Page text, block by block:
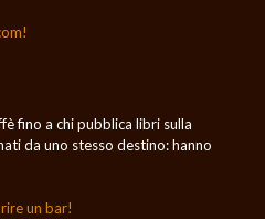
fino a chi pubblica libri sulla
da uno stesso destino: hanno
un bar!